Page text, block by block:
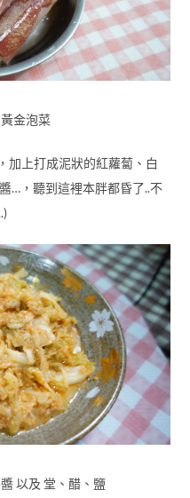
金泡菜
加上打成泥狀的紅蘿蔔、白
…，聽到這裡本胖都昏了..不
以及 堂、醋、鹽